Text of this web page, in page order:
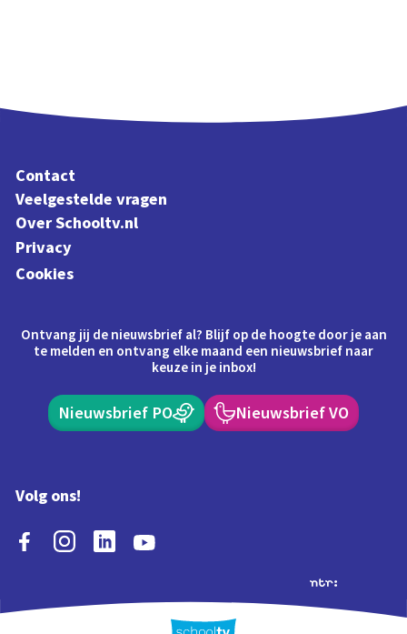
Contact
Veelgestelde vragen
Over Schooltv.nl
Privacy
Cookies
Ontvang jij de nieuwsbrief al? Blijf op de hoogte door je aan
te melden en ontvang elke maand een nieuwsbrief naar
keuze in je inbox!
Nieuwsbrief PO Nieuwsbrief VO
Volg ons!